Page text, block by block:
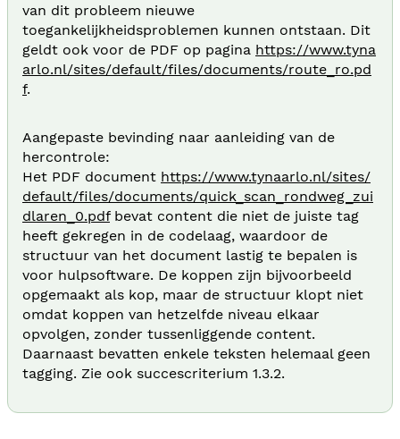
van dit probleem nieuwe
toegankelijkheidsproblemen kunnen ontstaan. Dit
geldt ook voor de PDF op pagina https://www.tyna
arlo.nl/sites/default/files/documents/route_ro.pd
f.
Aangepaste bevinding naar aanleiding van de
hercontrole:
Het PDF document https://www.tynaarlo.nl/sites/
default/files/documents/quick_scan_rondweg_zui
dlaren_0.pdfbevat content die niet de juiste tag
heeft gekregen in de codelaag, waardoor de
structuur van het document lastig te bepalen is
voor hulpsoftware. De koppen zijn bijvoorbeeld
opgemaakt als kop, maar de structuur klopt niet
omdat koppen van hetzelfde niveau elkaar
opvolgen, zonder tussenliggende content.
Daarnaast bevatten enkele teksten helemaal geen
tagging. Zie ook succescriterium 1.3.2.